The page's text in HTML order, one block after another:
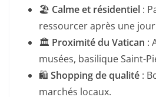
🏖️ Calme et résidentiel :
ressourcer après une
🏛️ Proximité du Vatican :
musées, basilique Saint-
🛍️ Shopping de qualité :
marchés locaux.